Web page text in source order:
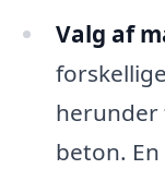
Valg af
herunder
beton.